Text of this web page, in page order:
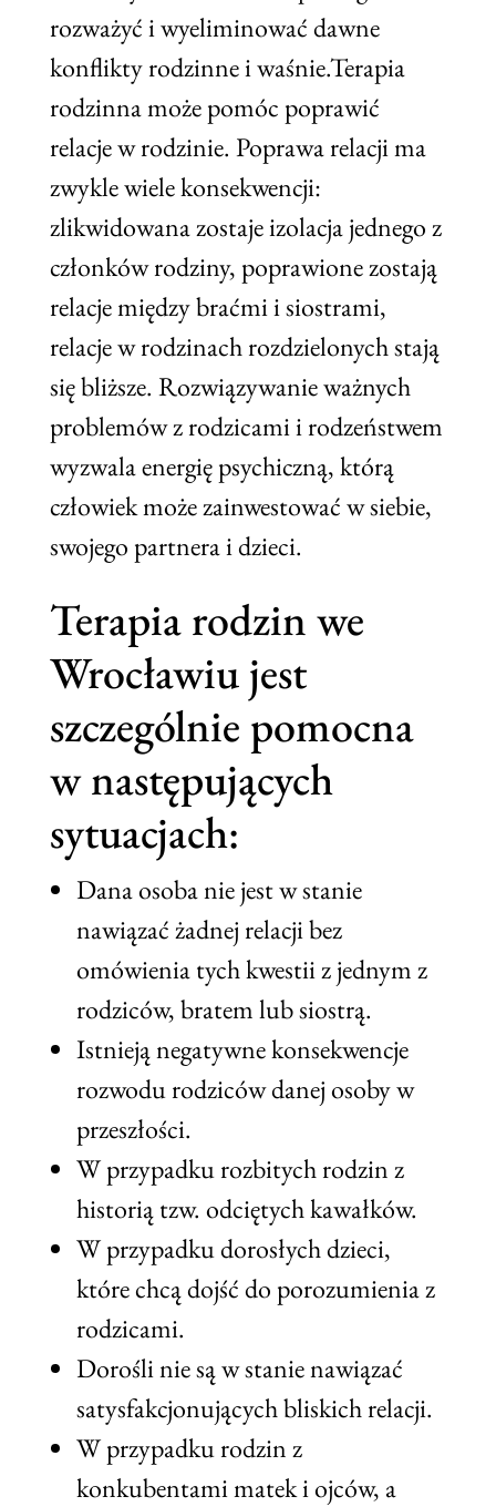
rozważyć i wyeliminować dawne
konflikty rodzinne i waśnie.Terapia
rodzinna może pomóc poprawić
relacje w rodzinie. Poprawa relacji ma
zwykle wiele konsekwencji:
zlikwidowana zostaje izolacja jednego z
członków rodziny, poprawione zostają
relacje między braćmi i siostrami,
relacje w rodzinach rozdzielonych stają
się bliższe. Rozwiązywanie ważnych
problemów z rodzicami i rodzeństwem
wyzwala energię psychiczną, którą
człowiek może zainwestować w siebie,
swojego partnera i dzieci.
Terapia rodzin we
Wrocławiu jest
szczególnie pomocna
w następujących
sytuacjach:
Dana osoba nie jest w stanie
nawiązać żadnej relacji bez
omówienia tych kwestii z jednym z
rodziców, bratem lub siostrą.
Istnieją negatywne konsekwencje
rozwodu rodziców danej osoby w
przeszłości.
W przypadku rozbitych rodzin z
historią tzw. odciętych kawałków.
W przypadku dorosłych dzieci,
które chcą dojść do porozumienia z
rodzicami.
Dorośli nie są w stanie nawiązać
satysfakcjonujących bliskich relacji.
W przypadku rodzin z
konkubentami matek i ojców, a